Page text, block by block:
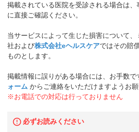
掲載されている医院を受診される場合は
に直接ご確認ください。
当サービスによって生じた損害について
社および株式会社eヘルスケアではその賠
ものとします。
掲載情報に誤りがある場合には、お手数で
ォーム からご連絡をいただけますようお願
※お電話での対応は行っておりません
必ずお読みください